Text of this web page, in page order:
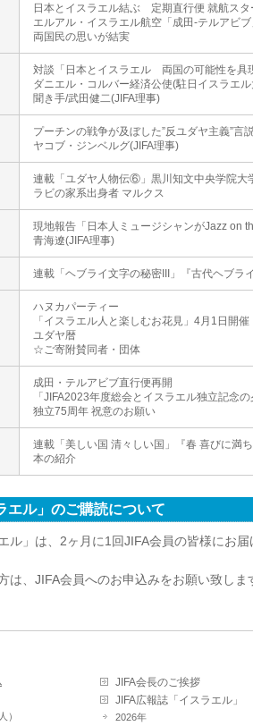
日本とイスラエル結ぶ 定期直行便 就航スタ
エルアル・イスラエル航空「成田-テルアビブ
両国民の思いが結実
対談「日本とイスラエル 両国の可能性を具
ダニエル・コルバー経済公使(駐日イスラエ
聞き手/武田健二(JIFA理事)
プーチンの戦争が及ぼした”反ユダヤ主義”言
ヤコブ・ジンベルグ(JIFA理事)
連載「ユダヤ人物伝⑥」黒川知文中央学院大
ラビの家系出身者 マルクス
現地報告「日本人ミュージシャンがJazz on
青海遼(JIFA理事)
連載「ヘブライ文字の秘密III」『古代ヘブラ
ハヌカパーティー
「イスラエル人と楽しむお花見」4月1日開催
ユダヤ暦
☆ご寄附賛同者・団体
成田・テルアビブ直行便再開
「JIFA2023年度総会とイスラエル独立記念
独立75周年 祝意のお願い
連載「美しい国 清々しい国」『春 喜びに満ち
本の紹介
エル」のご購読について
ル」は、2ヶ月に1回JIFA会員の皆様にお届
は、JIFA会員へのお申込みをお願い致しま
）
JIFA会長のご挨拶
JIFA広報誌「イスラエル」
2026年